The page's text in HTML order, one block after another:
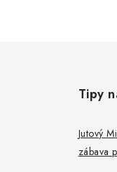
Tipy
Jutový
zábava